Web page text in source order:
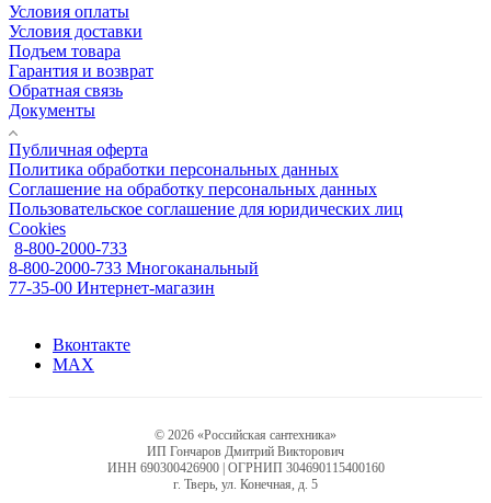
Условия оплаты
Условия доставки
Подъем товара
Гарантия и возврат
Обратная связь
Документы
Публичная оферта
Политика обработки персональных данных
Соглашение на обработку персональных данных
Пользовательское соглашение для юридических лиц
Cookies
8-800-2000-733
8-800-2000-733 Многоканальный
77-35-00 Интернет-магазин
Вконтакте
MAX
© 2026 «Российская сантехника»
ИП Гончаров Дмитрий Викторович
ИНН 690300426900 | ОГРНИП 304690115400160
г. Тверь, ул. Конечная, д. 5